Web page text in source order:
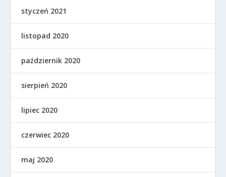
styczeń 2021
listopad 2020
październik 2020
sierpień 2020
lipiec 2020
czerwiec 2020
maj 2020